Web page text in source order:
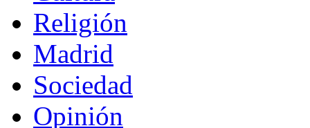
Religión
Madrid
Sociedad
Opinión